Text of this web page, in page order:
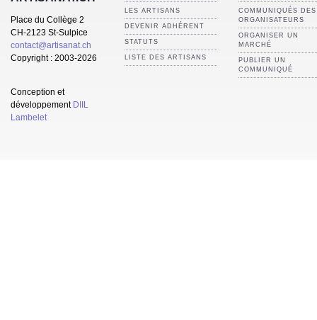
Place du Collège 2
CH-2123 St-Sulpice
contact@artisanat.ch
Copyright : 2003-2026
Conception et
développement DIIL
Lambelet
LES ARTISANS
DEVENIR ADHÉRENT
STATUTS
LISTE DES ARTISANS
COMMUNIQUÉS DES
ORGANISATEURS
ORGANISER UN
MARCHÉ
PUBLIER UN
COMMUNIQUÉ